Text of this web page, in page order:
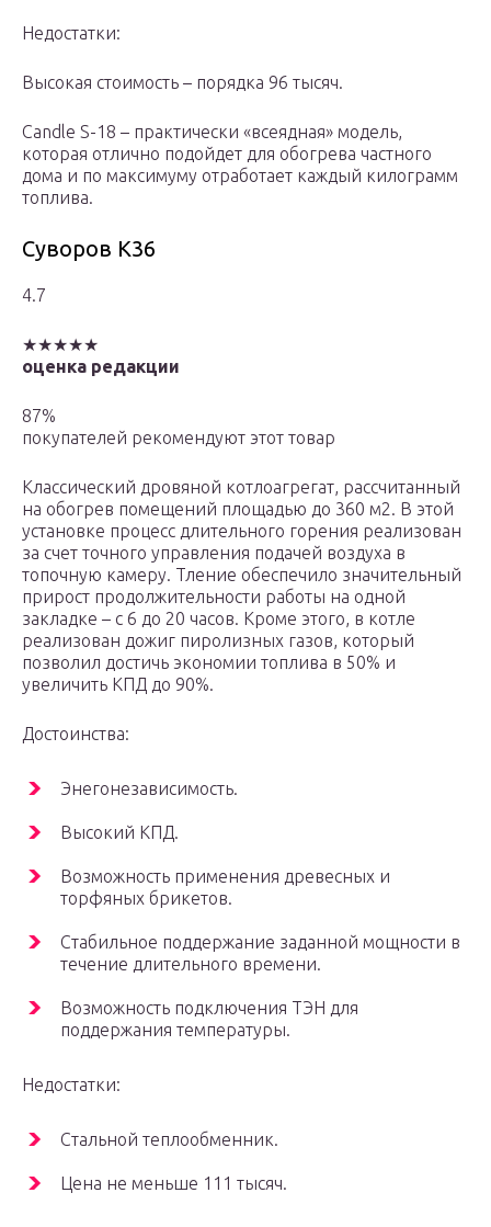
Недостатки:
Высокая стоимость – порядка 96 тысяч.
Candle S-18 – практически «всеядная» модель,
которая отлично подойдет для обогрева частного
дома и по максимуму отработает каждый килограмм
топлива.
Суворов К36
4.7
★★★★★
оценка редакции
87%
покупателей рекомендуют этот товар
Классический дровяной котлоагрегат, рассчитанный
на обогрев помещений площадью до 360 м2. В этой
установке процесс длительного горения реализован
за счет точного управления подачей воздуха в
топочную камеру. Тление обеспечило значительный
прирост продолжительности работы на одной
закладке – с 6 до 20 часов. Кроме этого, в котле
реализован дожиг пиролизных газов, который
позволил достичь экономии топлива в 50% и
увеличить КПД до 90%.
Достоинства:
Энегонезависимость.
Высокий КПД.
Возможность применения древесных и
торфяных брикетов.
Стабильное поддержание заданной мощности в
течение длительного времени.
Возможность подключения ТЭН для
поддержания температуры.
Недостатки:
Стальной теплообменник.
Цена не меньше 111 тысяч.